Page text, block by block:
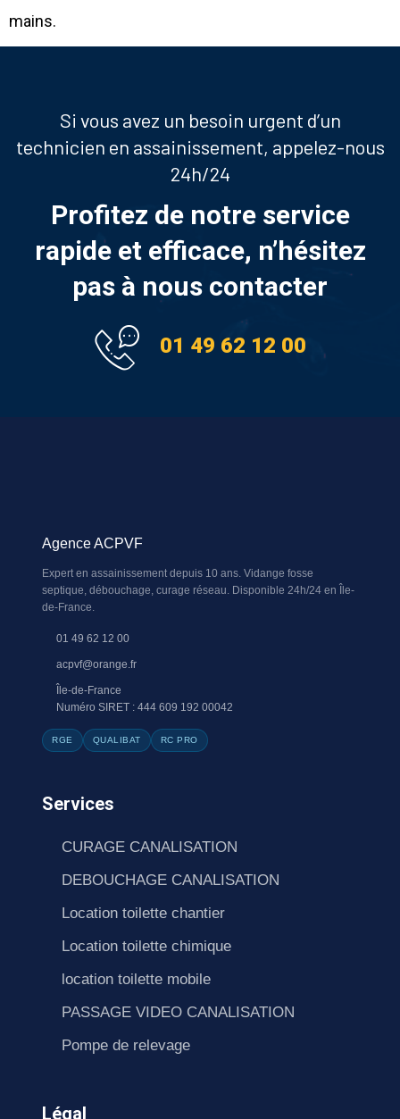
mains.
Si vous avez un besoin urgent d’un
technicien en assainissement, appelez-nous
24h/24
Profitez de notre service
rapide et efficace, n’hésitez
pas à nous contacter
01 49 62 12 00
Agence ACPVF
Expert en assainissement depuis 10 ans. Vidange fosse
septique, débouchage, curage réseau. Disponible 24h/24 en Île-
de-France.
01 49 62 12 00
acpvf@orange.fr
Île-de-France
Numéro SIRET : 444 609 192 00042
RGE QUALIBAT RC PRO
Services
CURAGE CANALISATION
DEBOUCHAGE CANALISATION
Location toilette chantier
Location toilette chimique
location toilette mobile
PASSAGE VIDEO CANALISATION
Pompe de relevage
Légal